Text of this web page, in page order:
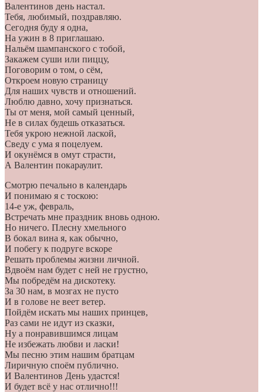
Валентинов день настал.
Тебя, любимый, поздравляю.
Сегодня буду я одна,
На ужин в 8 приглашаю.
Нальём шампанского с тобой,
Закажем суши или пиццу,
Поговорим о том, о сём,
Откроем новую страницу
Для наших чувств и отношений.
Люблю давно, хочу признаться.
Ты от меня, мой самый ценный,
Не в силах будешь отказаться.
Тебя укрою нежной лаской,
Сведу с ума я поцелуем.
И окунёмся в омут страсти,
А Валентин покараулит.
Смотрю печально в календарь
И понимаю я с тоскою:
14-е уж, февраль,
Встречать мне праздник вновь одною.
Но ничего. Плесну хмельного
В бокал вина я, как обычно,
И побегу к подруге вскоре
Решать проблемы жизни личной.
Вдвоём нам будет с ней не грустно,
Мы побредём на дискотеку.
За 30 нам, в мозгах не пусто
И в голове не веет ветер.
Пойдём искать мы наших принцев,
Раз сами не идут из сказки,
Ну а понравившимся лицам
Не избежать любви и ласки!
Мы песню этим нашим братцам
Лиричную споём публично.
И Валентинов День удастся!
И будет всё у нас отлично!!!